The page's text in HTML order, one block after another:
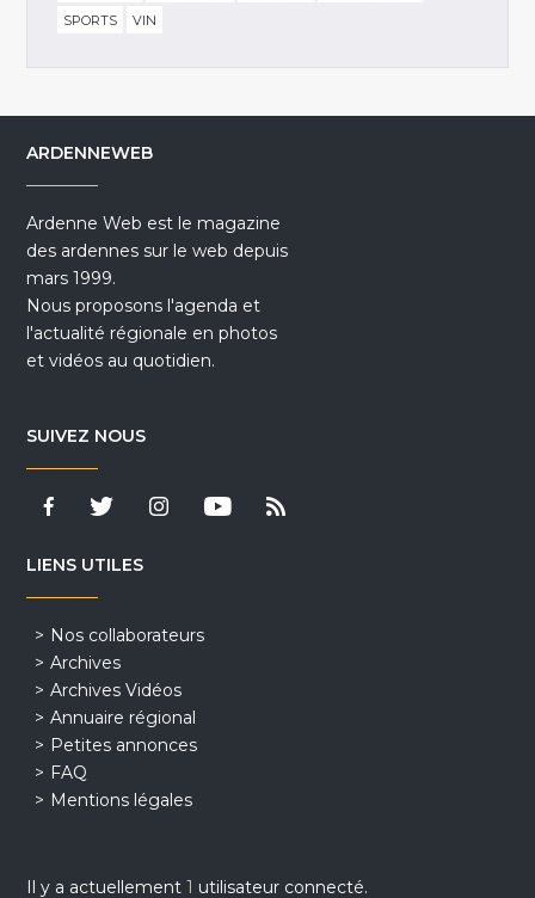
SPORTS
VIN
ARDENNEWEB
Ardenne Web est le magazine
des ardennes sur le web depuis
mars 1999.
Nous proposons l'agenda et
l'actualité régionale en photos
et vidéos au quotidien.
SUIVEZ NOUS
LIENS UTILES
Nos collaborateurs
Archives
Archives Vidéos
Annuaire régional
Petites annonces
FAQ
Mentions légales
Il y a actuellement1 utilisateur connecté.